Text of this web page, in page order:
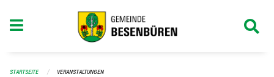
STARTSEITE VERANSTALTUNGEN